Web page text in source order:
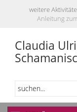
weitere
Anleitung
Claudia